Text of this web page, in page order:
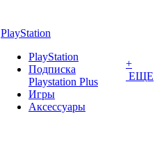
PlayStation
PlayStation
Подписка
Playstation Plus
Игры
Аксессуары
+
ЕЩЕ